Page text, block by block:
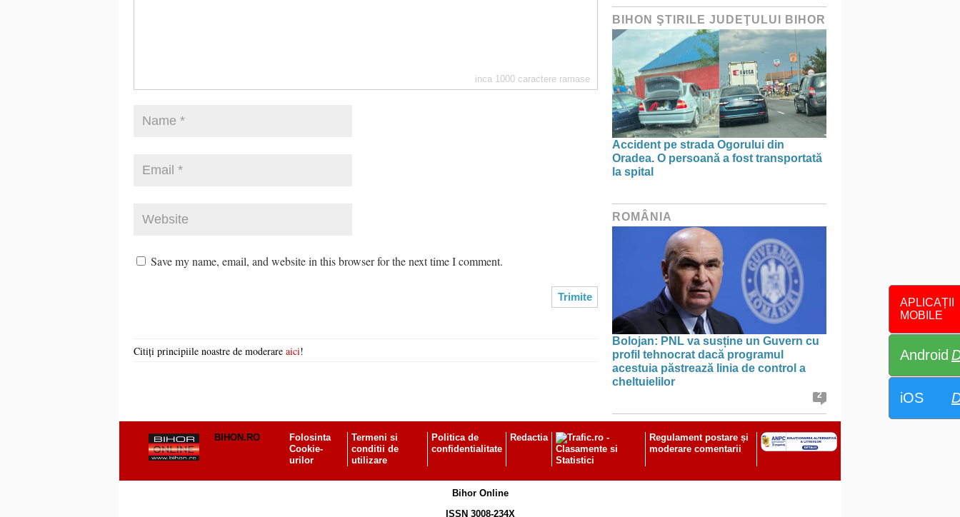
APLICAȚII
MOBILE
Android
iOS
inca 1000 caractere ramase
Save my name, email, and website in this browser for the next time I comment.
Citiți principiile noastre de moderare aici!
BIHON ŞTIRILE JUDEŢULUI BIHOR
Accident pe strada Ogorului din
Oradea. O persoană a fost transportată
la spital
ROMÂNIA
Bolojan: PNL va susține un Guvern cu
profil tehnocrat dacă programul
acestuia păstrează linia de control a
cheltuielilor
2
BIHON.RO
Folosinta
Cookie-
urilor
Termeni si
conditii de
utilizare
Politica de
confidentialitate
Redactia
Regulament postare și
moderare comentarii
Bihor Online
ISSN 3008-234X